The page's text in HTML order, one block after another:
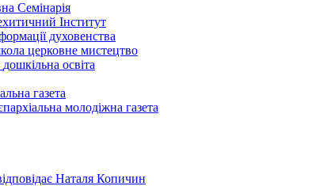
Семінарія
Інститут
духовенства
церковне мистецтво
дошкільна освіта
газета
молодіжна газета
Наталя Копичин